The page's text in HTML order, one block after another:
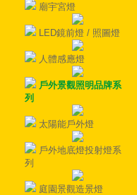
廟宇宮燈
LED鏡前燈 / 照圖燈
人體感應燈
戶外景觀照明品牌系
列
太陽能戶外燈
戶外地底燈投射燈系
列
庭園景觀造景燈